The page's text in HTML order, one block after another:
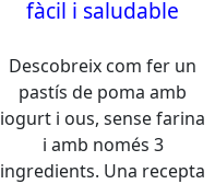
fàcil i saludable
Descobreix com fer un
pastís de poma amb
iogurt i ous, sense farina
i amb només 3
ingredients. Una recepta